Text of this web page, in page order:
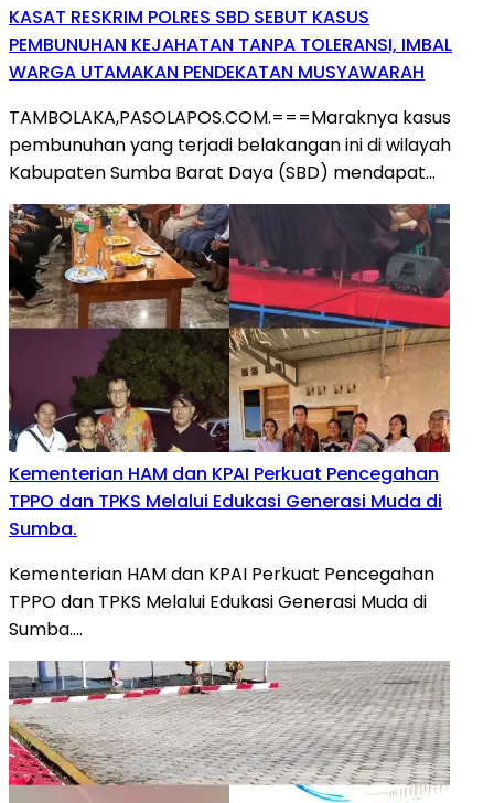
KASAT RESKRIM POLRES SBD SEBUT KASUS
PEMBUNUHAN KEJAHATAN TANPA TOLERANSI, IMBAL
WARGA UTAMAKAN PENDEKATAN MUSYAWARAH
TAMBOLAKA,PASOLAPOS.COM.===Maraknya kasus
pembunuhan yang terjadi belakangan ini di wilayah
Kabupaten Sumba Barat Daya (SBD) mendapat…
Kementerian HAM dan KPAI Perkuat Pencegahan
TPPO dan TPKS Melalui Edukasi Generasi Muda di
Sumba.
Kementerian HAM dan KPAI Perkuat Pencegahan
TPPO dan TPKS Melalui Edukasi Generasi Muda di
Sumba….